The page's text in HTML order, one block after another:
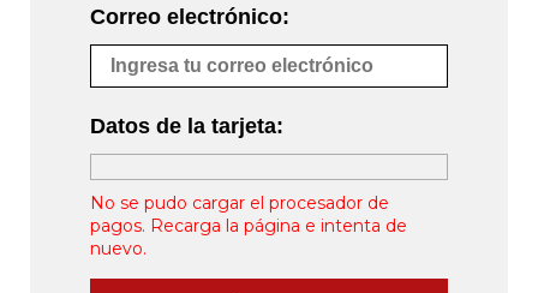
Correo electrónico:
Datos de la tarjeta:
No se pudo cargar el procesador de
pagos. Recarga la página e intenta de
nuevo.